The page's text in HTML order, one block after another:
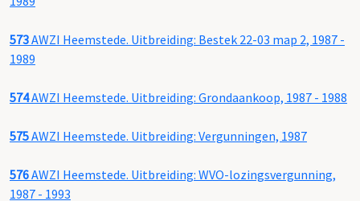
573AWZI Heemstede. Uitbreiding: Bestek 22-03 map 2, 1987 -
1989
574AWZI Heemstede. Uitbreiding: Grondaankoop, 1987 - 1988
575AWZI Heemstede. Uitbreiding: Vergunningen, 1987
576AWZI Heemstede. Uitbreiding: WVO-lozingsvergunning,
1987 - 1993